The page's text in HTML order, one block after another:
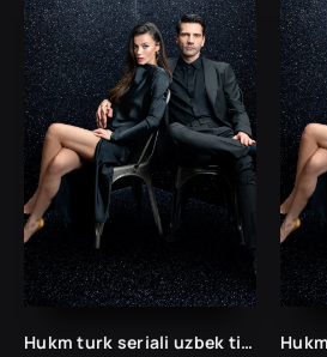
Hukm turk seriali uzbek tilida /Хукм турк сериали ўзбек тилида/ 203. 204. 205. 206. 207. 208. 209. 210. 211. 212. 213. 214. 215 barcha qismlari.